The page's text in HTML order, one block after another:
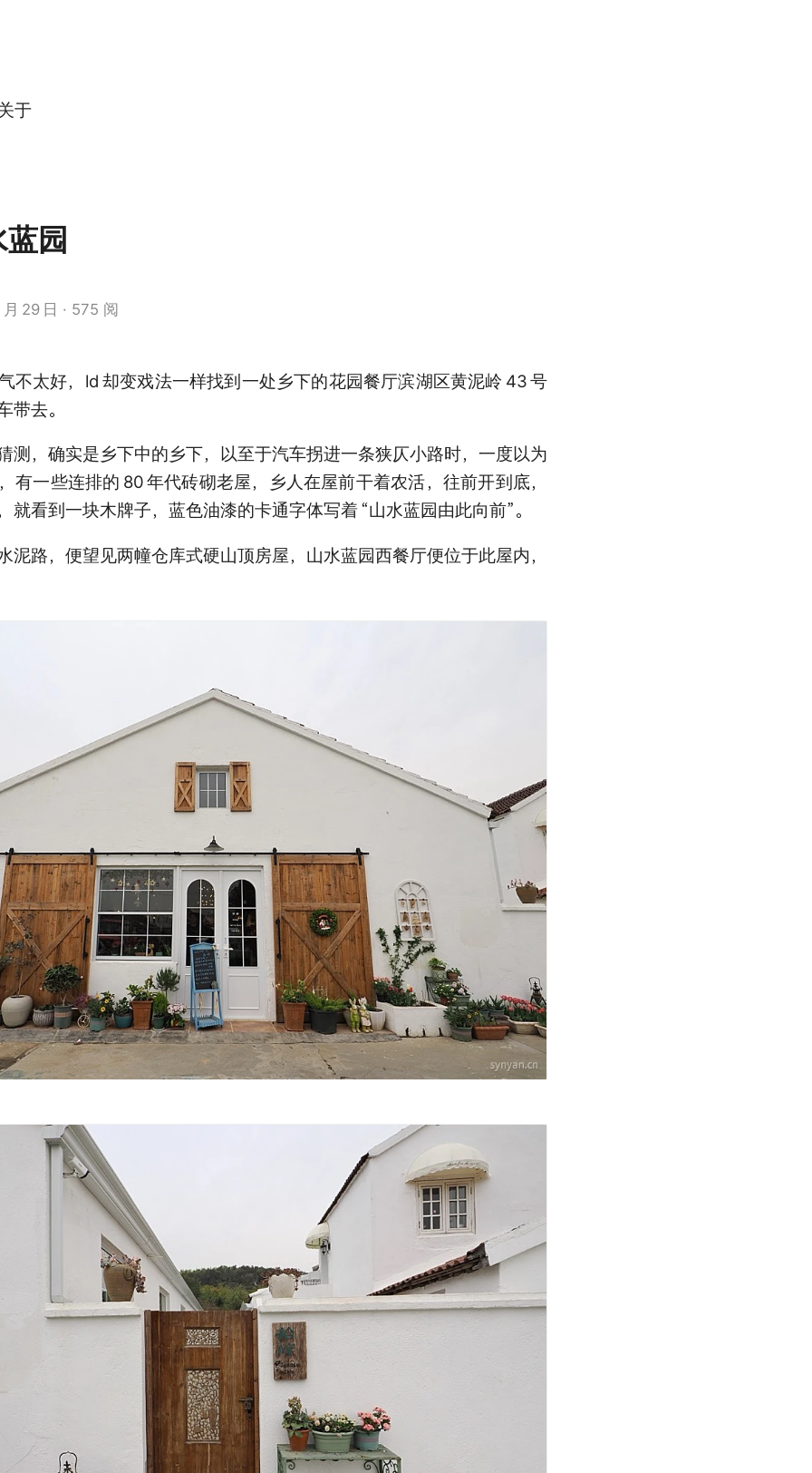
于
园
月 29 日 575 阅
不太好，ld 却变戏法一样找到一处乡下的花园餐厅滨湖区黄泥岭 43号
带去。
测，确实是乡下中的乡下，以至于汽车拐进一条狭仄小路时，一度以为
有一些连排的 80年代砖砌老屋，乡人在屋前干着农活，往前开到底，
就看到一块木牌子，蓝色油漆的卡通字体写着“山水蓝园由此向前”。
泥路，便望见两幢仓库式硬山顶房屋，山水蓝园西餐厅便位于此屋内，